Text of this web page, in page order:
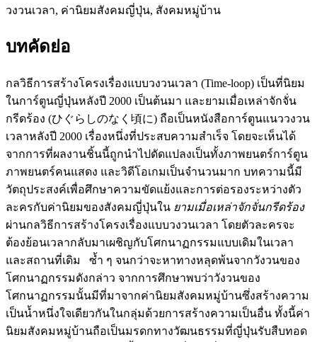
วงวนเวลา, ค่านิยมสังคมญี่ปุ่น, สังคมหมู่บ้าน
บทคัดย่อ
กลวิธีการสร้างโครงเรื่องแบบวงวนเวลา (Time-loop) เป็นที่นิยม
ในการ์ตูนญี่ปุ่นหลังปี 2000 เป็นต้นมา และยามเมื่อเหล่าจักจั่น
กรีดร้อง (ひぐらしのなく頃に) ถือเป็นหนังสือการ์ตูนแนววงวน
เวลาหลังปี 2000 เรื่องหนึ่งที่ประสบความสำเร็จ โดยจะเห็นได้
จากการที่ผลงานชิ้นนี้ถูกนำไปดัดแปลงเป็นทั้งภาพยนตร์การ์ตูน
ภาพยนตร์คนแสดง และวิดีโอเกมเป็นจำนวนมาก บทความนี้มี
วัตถุประสงค์เพื่อศึกษาความขัดแย้งและการต่อรองระหว่างตัว
ละครกับค่านิยมของสังคมญี่ปุ่นใน ยามเมื่อเหล่าจักจั่นกรีดร้อง
ผ่านกลวิธีการสร้างโครงเรื่องแบบวงวนเวลา โดยตัวละครจะ
ต้องย้อนเวลากลับมาเผชิญกับโศกนาฏกรรมแบบเดิมในเวลา
และสถานที่เดิม ซ้ำ ๆ จนกว่าจะหาทางหลุดพ้นจากวังวนของ
โศกนาฏกรรมดังกล่าว จากการศึกษาพบว่าวังวนของ
โศกนาฏกรรมนั้นมีที่มาจากค่านิยมสังคมหมู่บ้านซึ่งสร้างความ
เป็นน้ำหนึ่งใจเดียวกันในกลุ่มด้วยการสร้างความเป็นอื่น ทั้งนี้ค่า
นิยมสังคมหมู่บ้านถือเป็นมรดกทางวัฒนธรรมที่ญี่ปุ่นรับสืบทอด